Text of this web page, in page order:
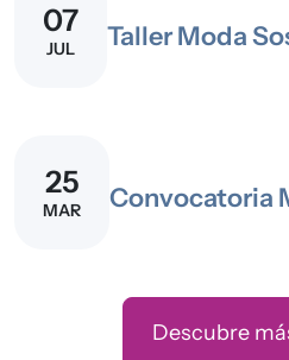
07
JUL Taller Moda
25
MAR Convocatoria
Descubre